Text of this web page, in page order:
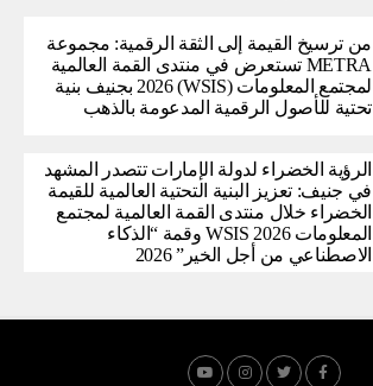
من ترسيخ القيمة إلى الثقة الرقمية: مجموعة
METRA تستعرض في منتدى القمة العالمية
لمجتمع المعلومات (WSIS) 2026 بجنيف بنية
تحتية للأصول الرقمية المدعومة بالذهب
الرؤية الخضراء لدولة الإمارات تتصدر المشهد
في جنيف: تعزيز البنية التحتية العالمية للقيمة
الخضراء خلال منتدى القمة العالمية لمجتمع
المعلومات WSIS 2026 وقمة “الذكاء
الاصطناعي من أجل الخير” 2026